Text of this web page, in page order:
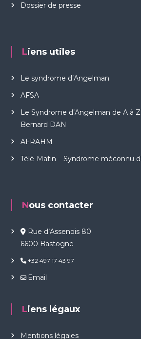
Dossier de presse
Liens utiles
Le syndrome d’Angelman
AFSA
Le Syndrome d’Angelman de A à
Bernard DAN
AFRAHM
Télé-Matin – Syndrome méconnu
Nous contacter
Rue d’Assenois 80
6600 Bastogne
+32 497 17 43 97
Email
Liens légaux
Mentions légales